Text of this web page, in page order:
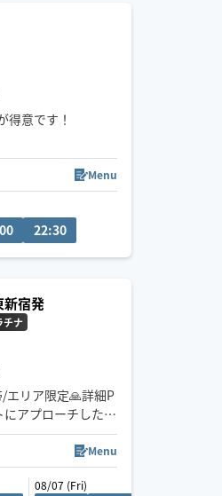
得意です！
Menu
22:30
新宿発
チナ
アプローチした施
りリラックスした
Menu
08/07 (Fri)